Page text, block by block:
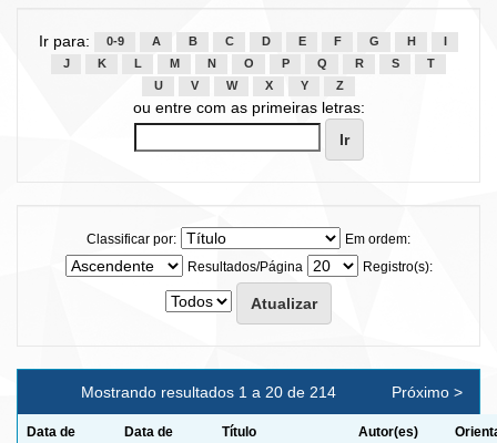
Ir para: 0-9 A B C D E F G H
J
K L M N O P Q R S
T
U
V W X Y Z
ou entre com as primeiras letras:
Classificar por:
Em ordem:
Resultados/Página
Registro(s):
Mostrando resultados 1 a 20 de 214 Próximo >
Data de
Data de
Título Autor(es)